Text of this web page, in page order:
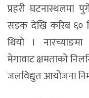
प्रहरी
सडक देखि करिब ६०
थियो । नारच्याङमा
मेगावाट क्षमताको
जलविद्युत आयोजना